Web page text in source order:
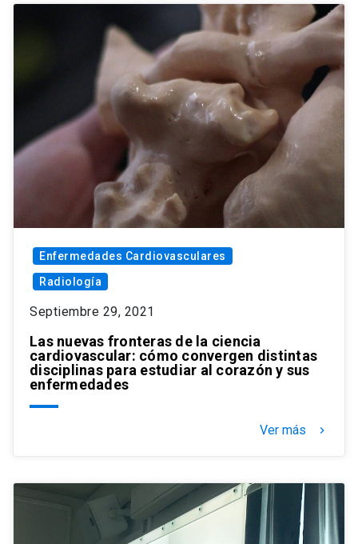
Enfermedades Cardiovasculares
Radiología
Septiembre 29, 2021
Las nuevas fronteras de la ciencia
cardiovascular: cómo convergen distintas
disciplinas para estudiar al corazón y sus
enfermedades
Ver más keyboard_arrow_right